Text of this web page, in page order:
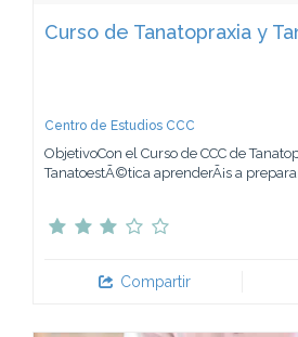
Curso de Tanatopraxia y
Centro de Estudios CCC
ObjetivoCon el Curso de CCC de
TanatoestÃ©tica aprenderÃ¡s a preparar
Compartir